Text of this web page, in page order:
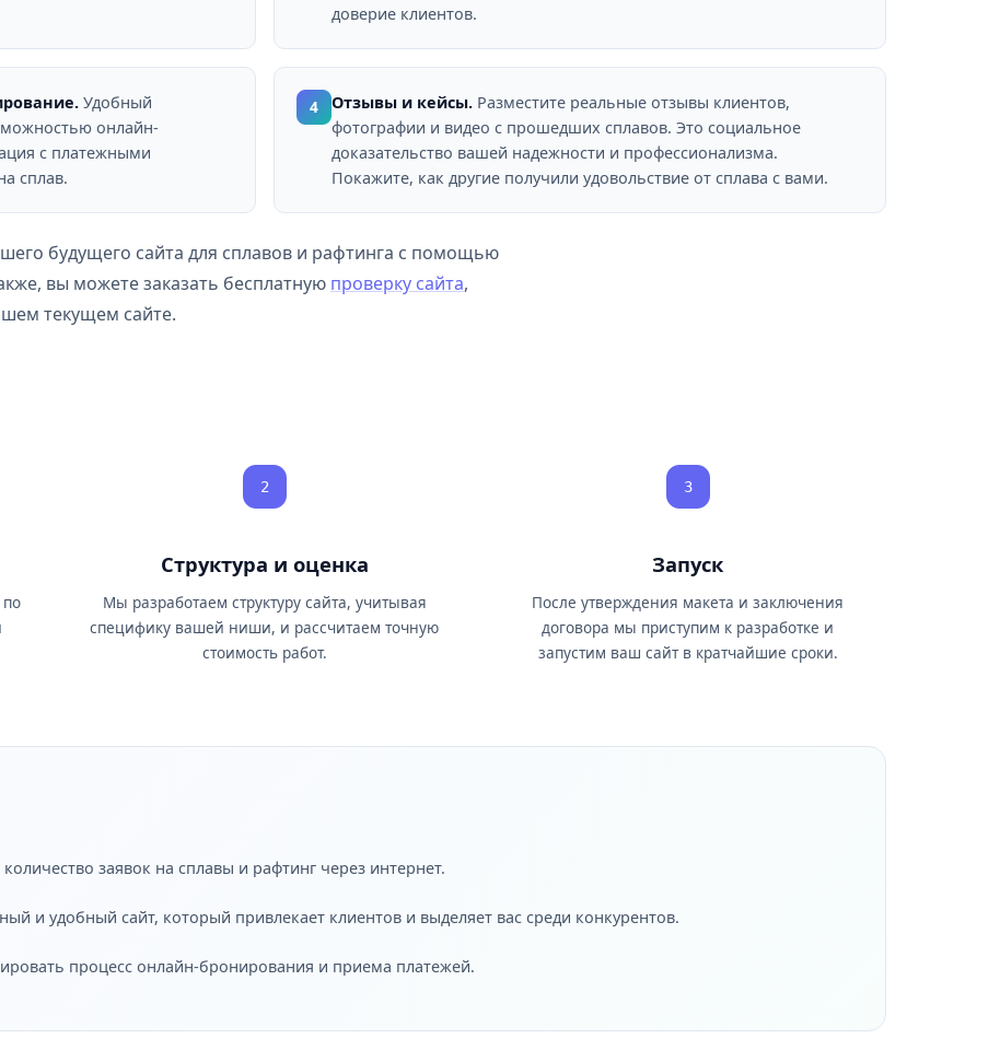
доверие клиентов.
Удобный
онлайн-
с платежными
сплав.
4 Отзывы и кейсы. Разместите реальные отзывы клиентов,
фотографии и видео с прошедших сплавов. Это социальное
доказательство вашей надежности и профессионализма.
Покажите, как другие получили удовольствие от сплава с вами.
будущего сайта для сплавов и рафтинга с помощью
вы можете заказать бесплатную проверку сайта,
текущем сайте.
2
Структура и оценка
Мы разработаем структуру сайта, учитывая
специфику вашей ниши, и рассчитаем точную
стоимость работ.
3
Запуск
После утверждения макета и заключения
договора мы приступим к разработке и
запустим ваш сайт в кратчайшие сроки.
заявок на сплавы и рафтинг через интернет.
и удобный сайт, который привлекает клиентов и выделяет вас среди конкурентов.
процесс онлайн-бронирования и приема платежей.